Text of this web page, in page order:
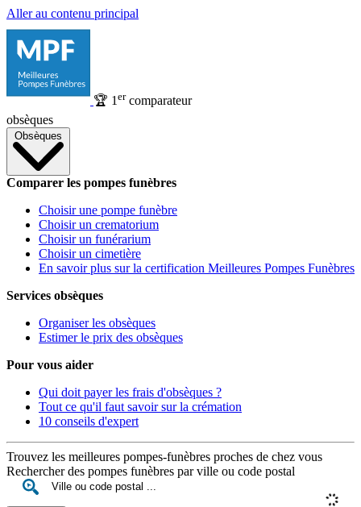
Aller au contenu principal
🏆 1 ercomparateur
obsèques
Obsèques
Comparer les pompes funèbres
Choisir une pompe funèbre
Choisir un crematorium
Choisir un funérarium
Choisir un cimetière
En savoir plus sur la certification Meilleures Pompes Funèbres
Services obsèques
Organiser les obsèques
Estimer le prix des obsèques
Pour vous aider
Qui doit payer les frais d'obsèques ?
Tout ce qu'il faut savoir sur la crémation
10 conseils d'expert
Trouvez les meilleures pompes-funèbres proches de chez vous
Rechercher des pompes funèbres par ville ou code postal